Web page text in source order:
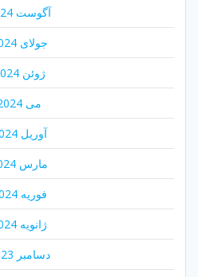
آگوست 2024
جولای 2024
ژوئن 2024
می 2024
آوریل 2024
مارس 2024
فوریه 2024
ژانویه 2024
دسامبر 2023